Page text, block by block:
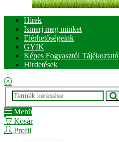
Hírek
Ismerj meg minket
Elérhetőségeink
GYIK
Képes Fogyasztói Tájékoztató
Hirdetések
Menü
Kosár
Profil